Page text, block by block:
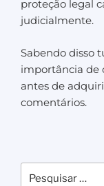
proteção legal
judicialmente.
Sabendo disso
importância de
antes de
comentários.